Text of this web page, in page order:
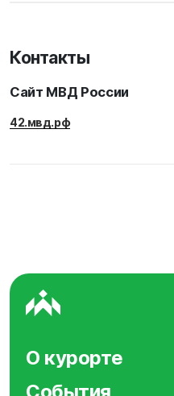
Контакты
Сайт МВД России
42.мвд.рф
О курорте